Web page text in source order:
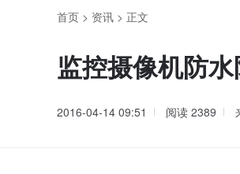
首页 > 资讯 > 正文
监控摄像机防
2016-04-14 09:51 阅读 2389